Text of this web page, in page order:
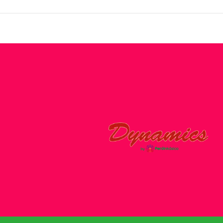
e sala de reunião. Estacionamento grátis sem